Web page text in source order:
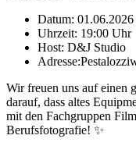
Datum: 01.06.2026
Uhrzeit: 19:00 Uhr
Host: D&J Studio
Wir freuen uns auf einen
darauf, dass altes
mit den Fachgruppen
Berufsfotografie! ✨